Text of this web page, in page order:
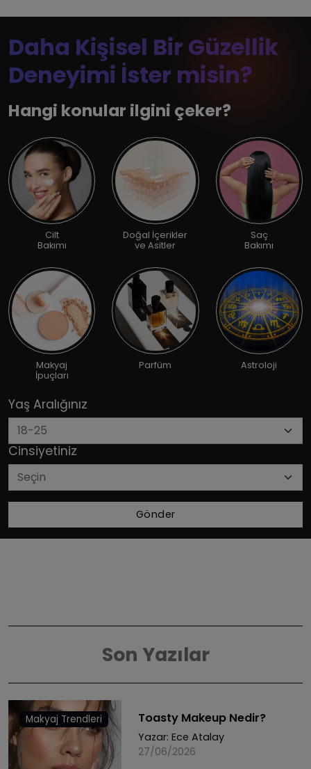
Daha Kişisel Bir Güzellik
Deneyimi İster misin?
Hangi konular ilgini çeker?
Cilt
Bakımı
Doğal İçerikler
ve Asitler
Saç
Bakımı
Makyaj
İpuçları
Parfüm Astroloji
Yaş Aralığınız
Cinsiyetiniz
Gönder
Son Yazılar
Makyaj Trendleri Toasty Makeup Nedir?
Yazar: Ece Atalay
27/06/2026